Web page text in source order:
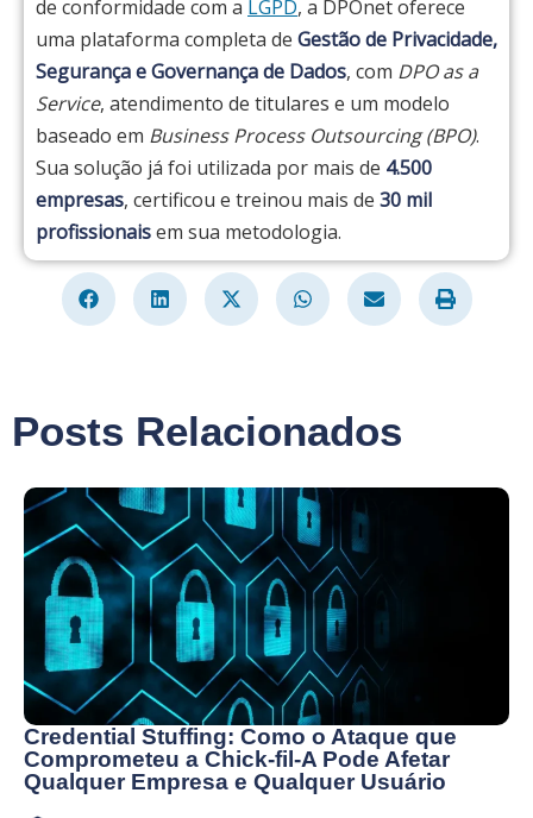
de conformidade com a LGPD, a DPOnet oferece
uma plataforma completa de Gestão de Privacidade,
Segurança e Governança de Dados, com DPO as a
Service, atendimento de titulares e um modelo
baseado em Business Process Outsourcing (BPO).
Sua solução já foi utilizada por mais de 4.500
empresas, certificou e treinou mais de 30 mil
profissionaisem sua metodologia.
Posts Relacionados
Credential Stuffing: Como o Ataque que
Comprometeu a Chick-fil-A Pode Afetar
Qualquer Empresa e Qualquer Usuário